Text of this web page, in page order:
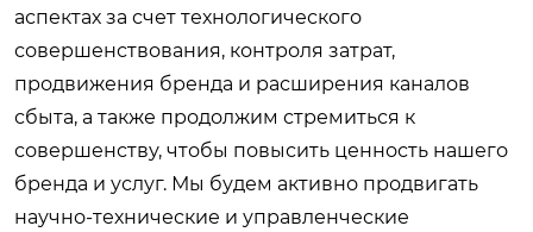
аспектах за счет технологического
совершенствования, контроля затрат,
продвижения бренда и расширения каналов
сбыта, а также продолжим стремиться к
совершенству, чтобы повысить ценность нашего
бренда и услуг. Мы будем активно продвигать
научно-технические и управленческие